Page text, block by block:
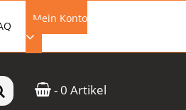
Mein Konto
- 0 Artikel